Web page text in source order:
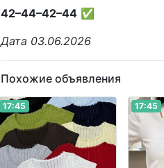
42–44–42–44 ✅
Дата 03.06.2026
Похожие объявления
17:45 17:45